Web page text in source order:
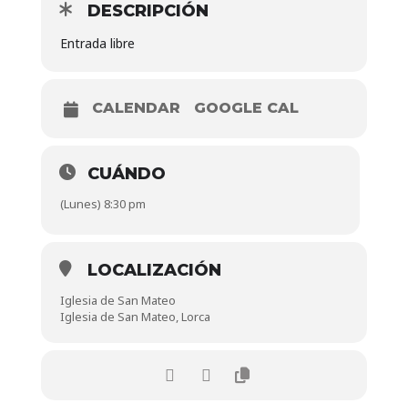
DESCRIPCIÓN
Entrada libre
CALENDAR GOOGLE CAL
CUÁNDO
(Lunes) 8:30 pm
LOCALIZACIÓN
Iglesia de San Mateo
Iglesia de San Mateo, Lorca